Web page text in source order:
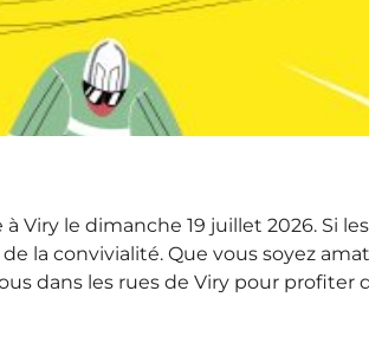
le dimanche 19 juillet 2026. Si
la convivialité. Que vous soyez
dans les rues de Viry pour profiter